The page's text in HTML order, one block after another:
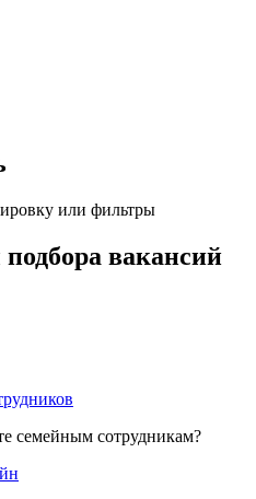
или фильтры
вакансий
семейным сотрудникам?